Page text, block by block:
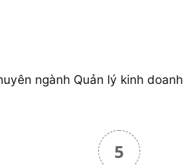
ngành Quản lý kinh
5